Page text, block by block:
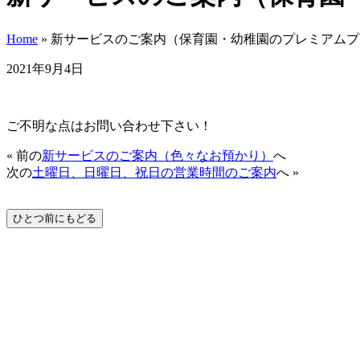
Home » 新サービスのご案内（保育園・幼稚園のプレミアム
2021年9月4日
ご不明な点はお問い合わせ下さい！
« 前の新サービスのご案内（色々なお預かり） へ
次の土曜日、日曜日、祝日の営業時間のご案内へ »